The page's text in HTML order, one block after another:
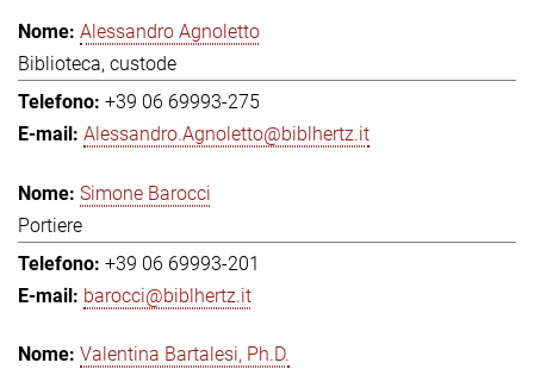
Alessandro Agnoletto
Biblioteca, custode
+39 06 69993-275
Alessandro.Agnoletto@biblhertz.it
Simone Barocci
Portiere
+39 06 69993-201
barocci@biblhertz.it
Valentina Bartalesi, Ph.D.